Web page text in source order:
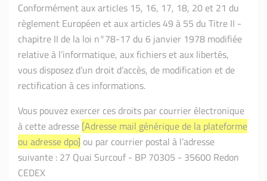
Conformément aux articles 15, 16, 17, 18, 20 et 21 du
règlement Européen et aux articles 49 à 55 du Titre II -
chapitre II de la loi n°78-17 du 6 janvier 1978 modifiée
relative à l’informatique, aux fichiers et aux libertés,
vous disposez d’un droit d’accès, de modification et de
rectification à ces informations.
Vous pouvez exercer ces droits par courrier électronique
à cette adresse [Adresse mail générique de la plateforme
ou adresse dpo] ou par courrier postal à l’adresse
suivante : 27 Quai Surcouf - BP 70305 - 35600 Redon
CEDEX